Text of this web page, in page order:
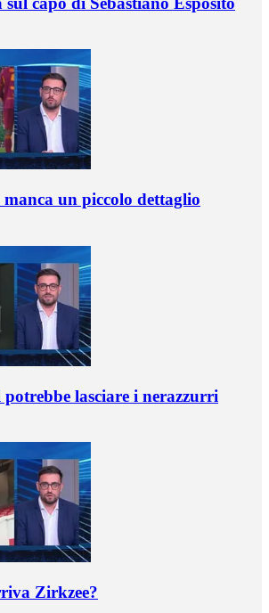
un piccolo dettaglio
lasciare i nerazzurri
Zirkzee?